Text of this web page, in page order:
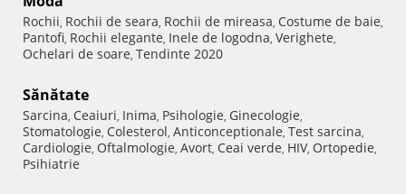
Rochii, Rochii de seara, Rochii de mireasa, Costume de baie,
Pantofi, Rochii elegante, Inele de logodna, Verighete,
Ochelari de soare, Tendinte 2020
Sănătate
Sarcina, Ceaiuri, Inima, Psihologie, Ginecologie,
Stomatologie, Colesterol, Anticonceptionale, Test sarcina,
Cardiologie, Oftalmologie, Avort, Ceai verde, HIV, Ortopedie,
Psihiatrie